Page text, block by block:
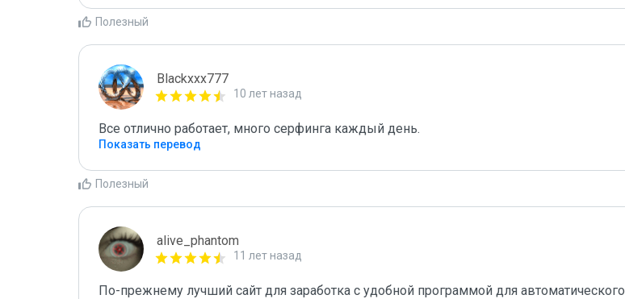
Полезный
Blackxxx777
10 лет назад
Все отлично работает, много серфинга каждый день.
Показать перевод
Полезный
alive_phantom
11 лет назад
По-прежнему лучший сайт для заработка с удобной программой для автоматического